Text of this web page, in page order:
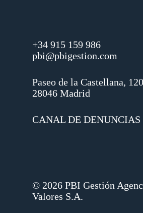
+34 915 159 986
pbi@pbigestion.com
Paseo de la Castellana,
28046 Madrid
CANAL DE DENUNCIAS
© 2026 PBI Gestión
Valores S.A.